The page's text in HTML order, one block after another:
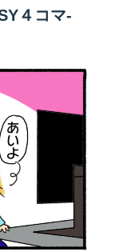
４コマ-